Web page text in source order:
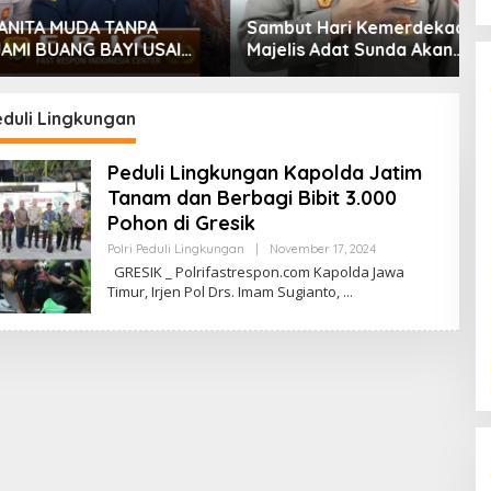
MUDA TANPA
BAYI USAI
Sambut Hari Kemerdekaan,
Majelis Adat Sunda Akan
Berikan Anugerah Award
Lingkungan
Peduli Lingkungan Kapolda Jatim
Tanam dan Berbagi Bibit 3.000
Pohon di Gresik
Polri Peduli Lingkungan November 17, 2024Oleh
Admin
GRESIK _ Polrifastrespon.com Kapolda Jawa
Timur, Irjen Pol Drs. Imam Sugianto,